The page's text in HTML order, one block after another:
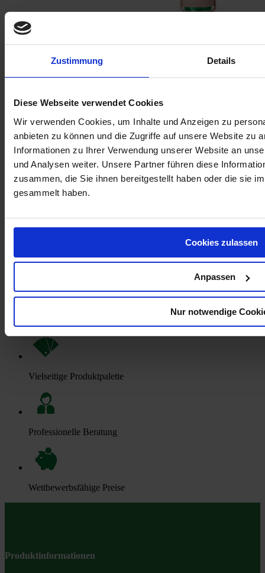
Zustimmung Details
Diese Webseite verwendet Cookies
Wir verwenden Cookies, um Inhalte und Anzeigen zu
anbieten zu können und die Zugriffe auf unsere Website zu
Informationen zu Ihrer Verwendung unserer Website an
und Analysen weiter. Unsere Partner führen diese
zusammen, die Sie ihnen bereitgestellt haben oder die sie
gesammelt haben.
Cookies zulassen
Anpassen
Nur notwendige
Sofortige Lieferung
Vielseitige Produktpalette
Professionelle Beratung
Wettbewerbsfähige Preise
Produktinformationen